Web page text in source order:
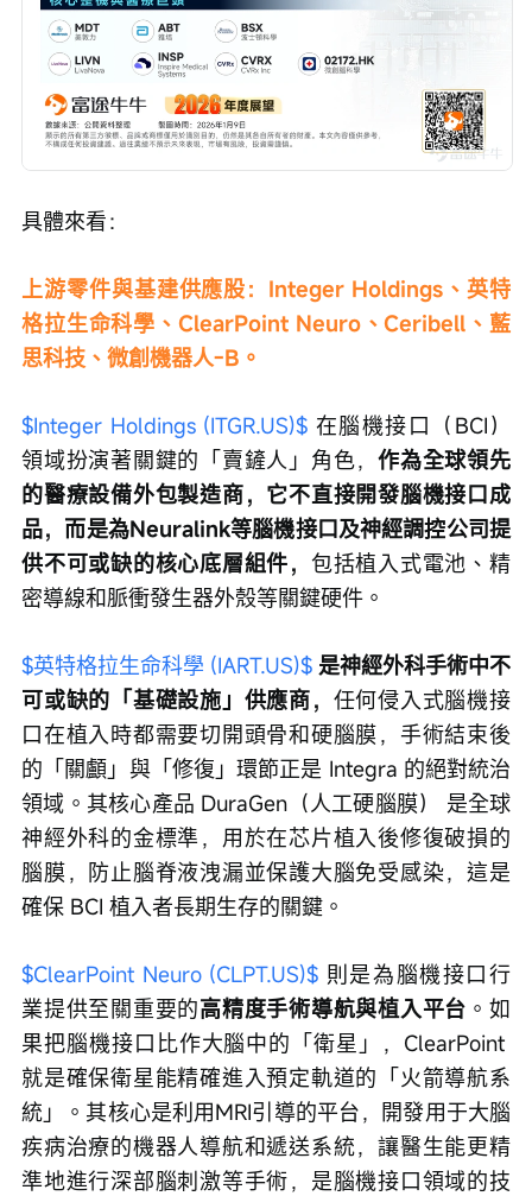
具體來看：
上游零件與基建供應股：Integer Holdings、英特
格拉生命科學、ClearPoint Neuro、Ceribell、藍
思科技、微創機器人-B。
$Integer Holdings (ITGR.US)$ 在腦機接口（BCI）
領域扮演著關鍵的「賣鏟人」角色，作為全球領先
的醫療設備外包製造商，它不直接開發腦機接口成
品，而是為Neuralink等腦機接口及神經調控公司提
供不可或缺的核心底層組件， 包括植入式電池、精
密導線和脈衝發生器外殼等關鍵硬件。
$英特格拉生命科學 (IART.US)$ 是神經外科手術中不
可或缺的「基礎設施」供應商， 任何侵入式腦機接
口在植入時都需要切開頭骨和硬腦膜，手術結束後
的「關顱」與「修復」環節正是 Integra 的絕對統治
領域。其核心產品 DuraGen（人工硬腦膜） 是全球
神經外科的金標準，用於在芯片植入後修復破損的
腦膜，防止腦脊液洩漏並保護大腦免受感染，這是
確保 BCI 植入者長期生存的關鍵。
$ClearPoint Neuro (CLPT.US)$ 則是為腦機接口行
業提供至關重要的高精度手術導航與植入平台 。如
果把腦機接口比作大腦中的「衛星」，ClearPoint
就是確保衛星能精確進入預定軌道的「火箭導航系
統」。其核心是利用MRI引導的平台，開發用于大腦
疾病治療的機器人導航和遞送系統，讓醫生能更精
準地進行深部腦刺激等手術，是腦機接口領域的技